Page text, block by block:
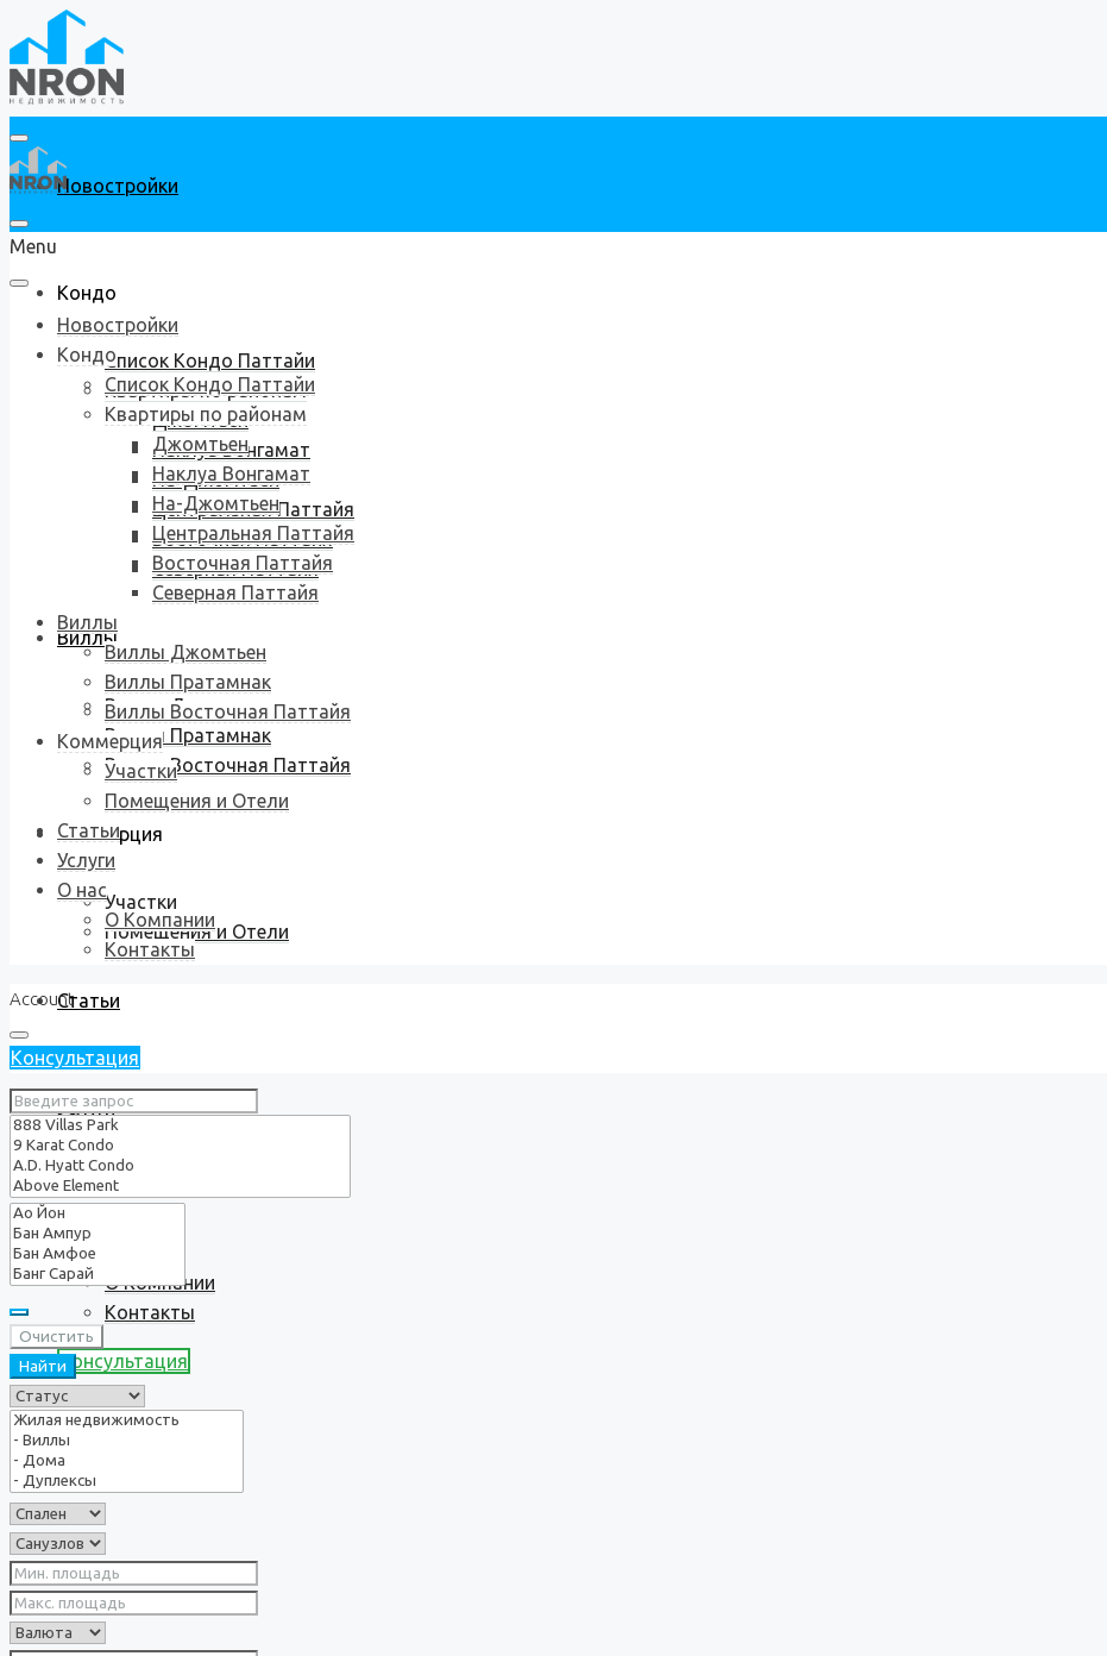
Новостройки
Кондо
Список Кондо Паттайи
Квартиры по районам
Джомтьен
Наклуа Вонгамат
На-Джомтьен
Центральная Паттайя
Восточная Паттайя
Северная Паттайя
Виллы
Виллы Джомтьен
Виллы Пратамнак
Виллы Восточная Паттайя
Коммерция
Участки
Помещения и Отели
Статьи
Услуги
О нас
О Компании
Контакты
Консультация
Menu
Новостройки
Кондо
Список Кондо Паттайи
Квартиры по районам
Джомтьен
Наклуа Вонгамат
На-Джомтьен
Центральная Паттайя
Восточная Паттайя
Северная Паттайя
Виллы
Виллы Джомтьен
Виллы Пратамнак
Виллы Восточная Паттайя
Коммерция
Участки
Помещения и Отели
Статьи
Услуги
О нас
О Компании
Контакты
Account
Консультация
Очистить
Найти